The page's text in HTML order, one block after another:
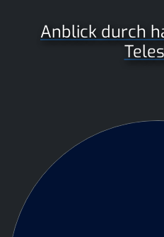
Anblick durch